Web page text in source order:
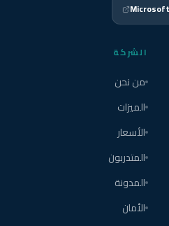
الشركة
من نحن
الميزات
الأسعار
المتدربون
المدونة
الأمان